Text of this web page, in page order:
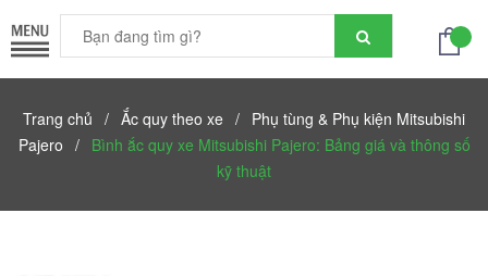
Trang chủ / Ắc quy theo xe / Phụ tùng & Phụ kiện Mitsubishi
Pajero / Bình ắc quy xe Mitsubishi Pajero: Bảng giá và thông số
kỹ thuật